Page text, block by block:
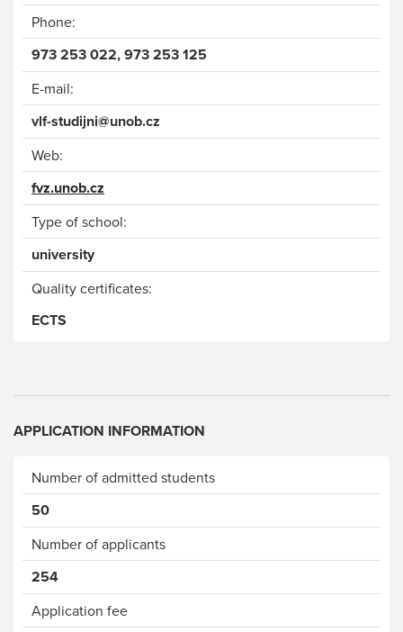
Phone:
973 253 022, 973 253 125
E-mail:
vlf-studijni@unob.cz
Web:
fvz.unob.cz
Type of school:
university
Quality certificates:
ECTS
APPLICATION INFORMATION
Number of admitted students
50
Number of applicants
254
Application fee